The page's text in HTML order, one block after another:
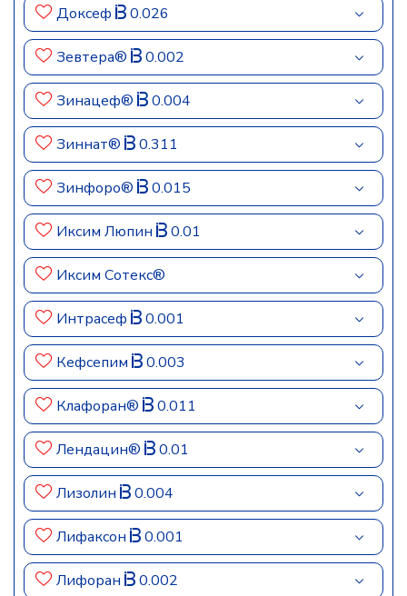
Доксеф 0.026
Зевтера® 0.002
Зинацеф® 0.004
Зиннат® 0.311
Зинфоро® 0.015
Иксим Люпин 0.01
Иксим Сотекс®
Интрасеф 0.001
Кефсепим 0.003
Клафоран® 0.011
Лендацин® 0.01
Лизолин 0.004
Лифаксон 0.001
Лифоран 0.002